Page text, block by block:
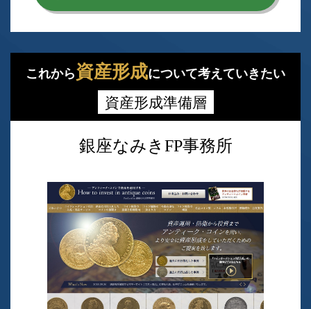
これから資産形成について考えていきたい
資産形成準備層
銀座なみきFP事務所